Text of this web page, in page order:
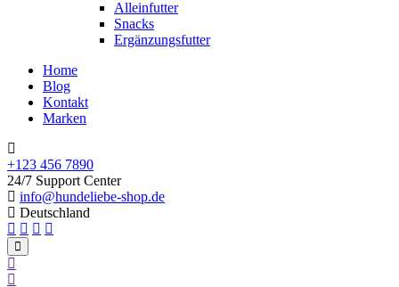
Alleinfutter
Snacks
Ergänzungsfutter
Home
Blog
Kontakt
Marken
+123 456 7890
24/7 Support Center
info@hundeliebe-shop.de
Deutschland